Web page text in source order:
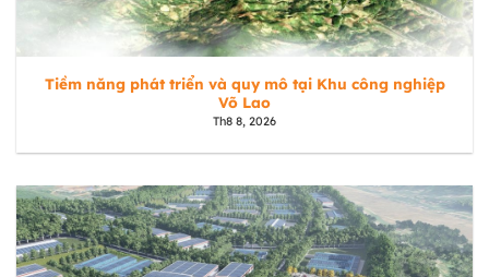
Tiềm năng phát triển và quy mô tại Khu công nghiệp
Võ Lao
Th8 8, 2026